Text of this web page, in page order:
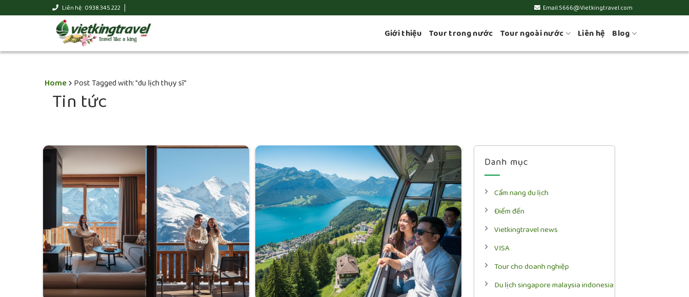
Liên hệ : 0938.345.222 Email:S666@Vietkingtravel.com
Giới thiệu Tour trong nước Tour ngoài nước Liên hệ Blog
Home Post Tagged with: "du lịch thụy sĩ"
Tin tức
Danh mục
Cẩm nang du lịch
Điểm đến
Vietkingtravel news
VISA
Tour cho doanh nghiệp
Du lịch singapore malaysia indonesia